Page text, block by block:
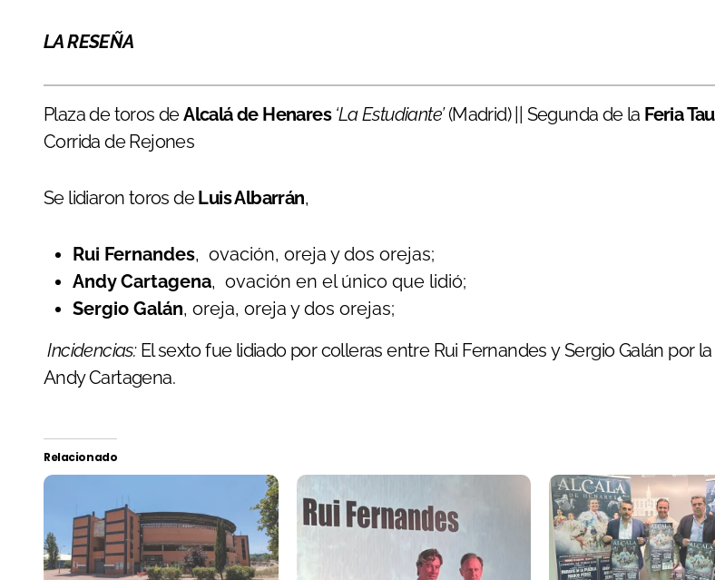
LA RESEÑA
Plaza de toros deAlcalá de Henares ‘La Estudiante’(Madrid) || Segunda de la Feria
Corrida de Rejones
Se lidiaron toros deLuis Albarrán,
Rui Fernandes, ovación, oreja y dos orejas;
Andy Cartagena, ovación en el único que lidió;
Sergio Galán, oreja, oreja y dos orejas;
Incidencias:El sexto fue lidiado por colleras entre Rui Fernandes y Sergio Galán por
Andy Cartagena.
Relacionado